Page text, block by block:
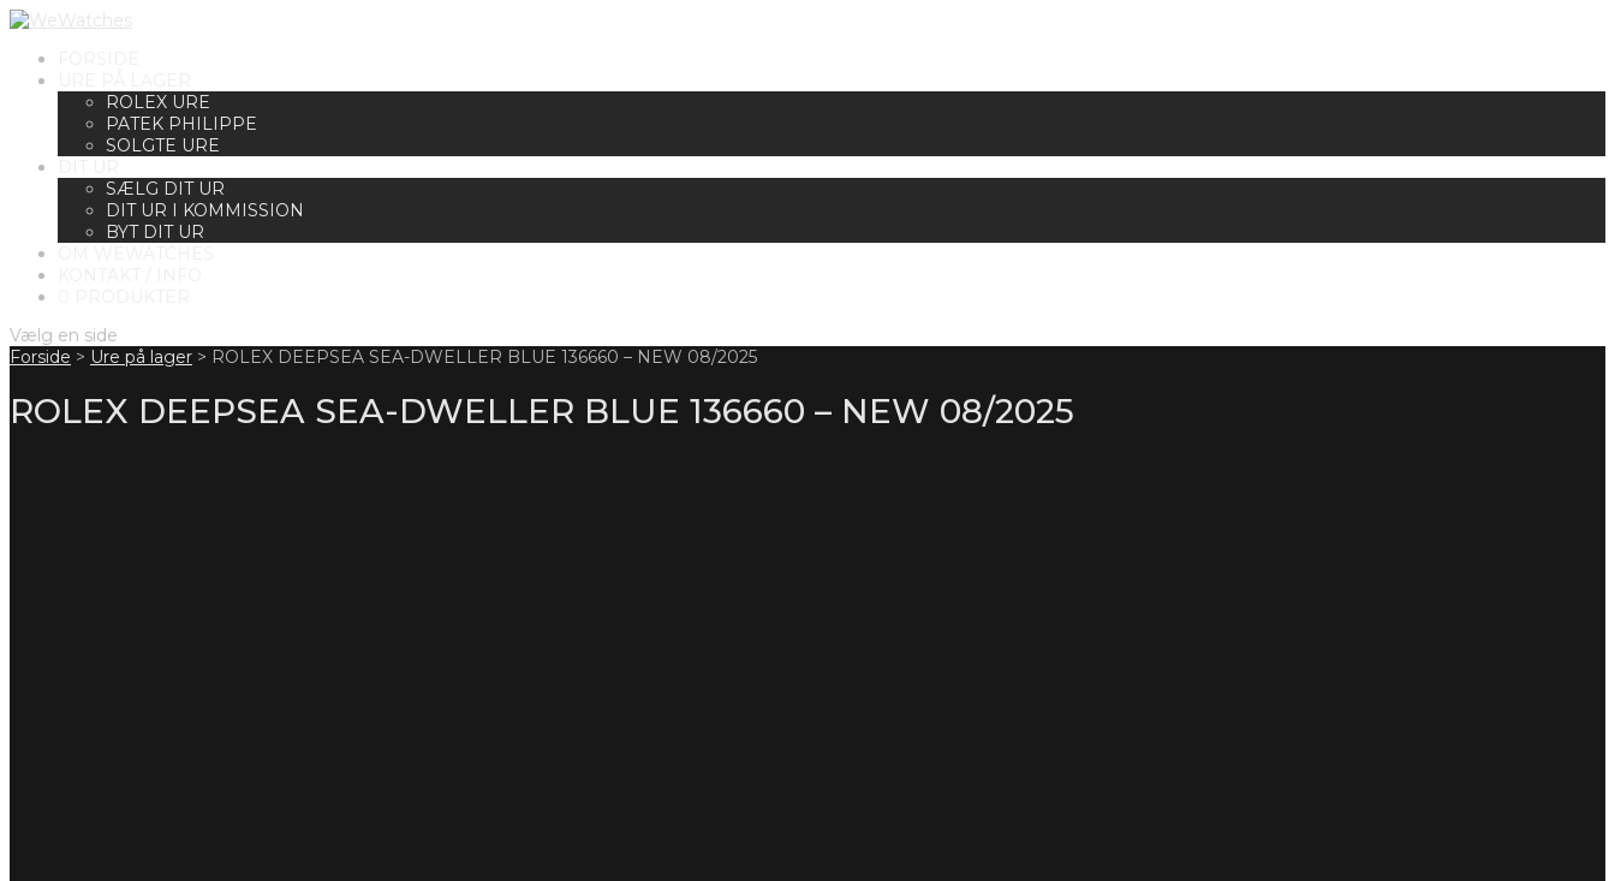
ROLEX URE
PATEK PHILIPPE
SOLGTE URE
SÆLG DIT UR
DIT UR I KOMMISSION
BYT DIT UR
Vælg en side
Forside > Ure på lager > ROLEX DEEPSEA SEA-DWELLER BLUE 136660 – NEW 08/2025
ROLEX DEEPSEA SEA-DWELLER BLUE 136660 – NEW 08/2025